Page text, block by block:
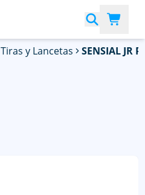
Tiras y Lancetas